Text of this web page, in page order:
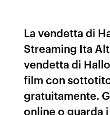
La vendetta di
Streaming Ita
vendetta di
film con
gratuitamente.
online o guarda